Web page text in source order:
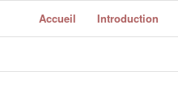
Accueil Introduction